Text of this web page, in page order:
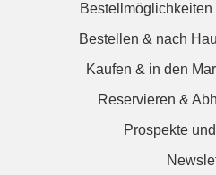
Bestellen & nach
Kaufen & in den
Reservieren &
Prospekte